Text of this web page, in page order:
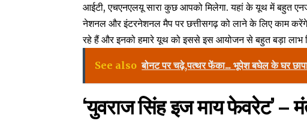
आईटी, एचएनएलयू सारा कुछ आपको मिलेगा. यहां के यूथ में बहुत
नेशनल और इंटरनेशनल मैप पर छत्तीसगढ़ को लाने के लिए काम
रहे हैं और इनको हमारे यूथ को इससे इस आयोजन से बहुत बड़ा लाभ
See also बोनट पर चढ़े,पत्थर फेंका... भूपेश बघेल के घर
‘युवराज सिंह इज माय फेवरेट’ –